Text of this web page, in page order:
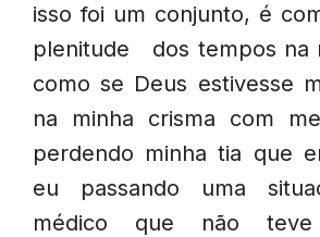
isso foi um conjunto, é
plenitude dos tempos na
como se Deus estivesse
na minha crisma com
perdendo minha tia que
eu passando uma
médico que não teve